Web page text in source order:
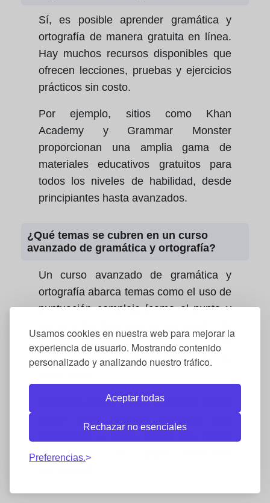
Usamos cookies en nuestra web para mejorar la
experiencia de usuario. Mostrando contenido
personalizado y analizando nuestro tráfico.
Aceptar todas
Rechazar no esenciales
Preferencias.
Sí, es posible aprender gramática y
ortografía de manera gratuita en línea.
Hay muchos recursos disponibles que
ofrecen lecciones, pruebas y ejercicios
prácticos sin costo.
Por ejemplo, sitios como Khan
Academy y Grammar Monster
proporcionan una amplia gama de
materiales educativos gratuitos para
todos los niveles de habilidad, desde
principiantes hasta avanzados.
¿Qué temas se cubren en un curso
avanzado de gramática y ortografía?
Un curso avanzado de gramática y
ortografía abarca temas como el uso de
puntuación compleja [como el punto y
errores gramaticales avanzados, y el
perfeccionamiento del estilo y tono de
También puede incluir módulos sobre
del estilo AP para redacción